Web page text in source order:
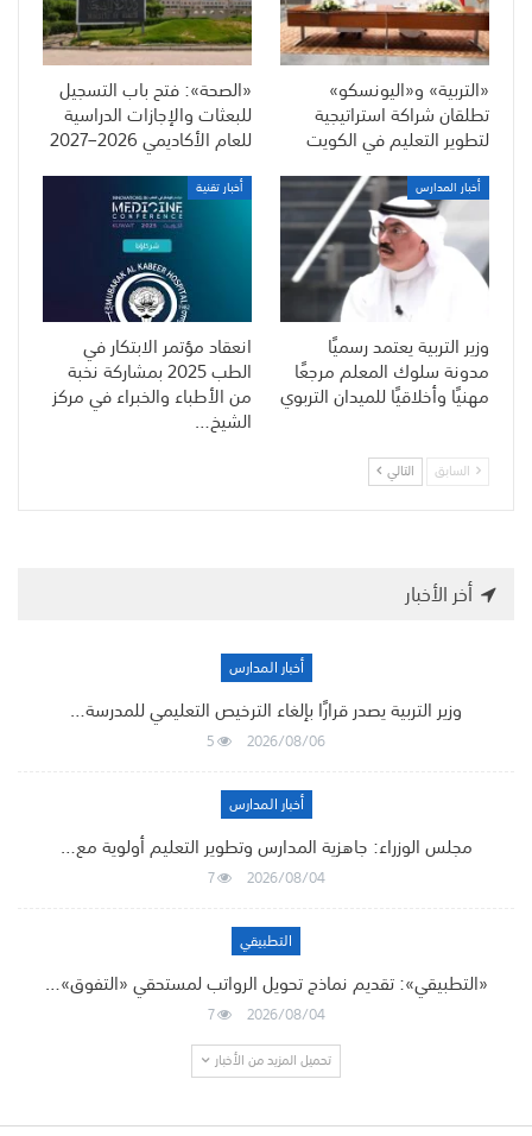
«التربية» و«اليونسكو»
تطلقان شراكة استراتيجية
لتطوير التعليم في الكويت
«الصحة»: فتح باب التسجيل
للبعثات والإجازات الدراسية
للعام الأكاديمي 2026–2027
أخبار المدارس
وزير التربية يعتمد رسميًا
مدونة سلوك المعلم مرجعًا
مهنيًا وأخلاقيًا للميدان التربوي
أخبار تقنية
انعقاد مؤتمر الابتكار في
الطب 2025 بمشاركة نخبة
من الأطباء والخبراء في مركز
الشيخ…
السابق التالي
أخر الأخبار
أخبار المدارس
وزير التربية يصدر قرارًا بإلغاء الترخيص التعليمي للمدرسة…
2026/08/06
5
أخبار المدارس
مجلس الوزراء: جاهزية المدارس وتطوير التعليم أولوية مع…
2026/08/04
7
التطبيقي
«التطبيقي»: تقديم نماذج تحويل الرواتب لمستحقي «التفوق»…
2026/08/04
7
تحميل المزيد من الأخبار